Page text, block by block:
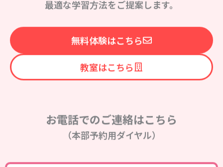
最適な学習方法をご提案します。
無料体験はこちら
教室はこちら
お電話でのご連絡はこちら
（本部予約用ダイヤル）